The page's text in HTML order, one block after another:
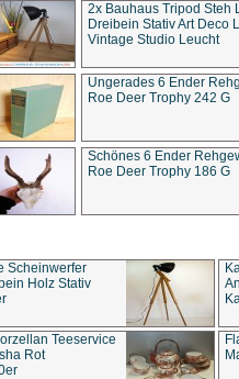
2x Bauhaus Tripod Steh
Dreibein Stativ Art Deco
Vintage Studio Leucht
Ungerades 6 Ender
Roe Deer Trophy 242 G
Schönes 6 Ender
Roe Deer Trophy 186 G
Scheinwerfer
Holz Stativ
Teeservice
Rot